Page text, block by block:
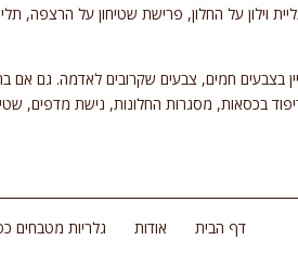
וילון על החלון, פרישת שטיחון על הרצפה,
בצבעים חמים, צבעים שקרובים לאדמה. גם אם
בכסאות, מסגרות החלונות, נישת מדפים,
דף הבית אודות גלריות מטבחים